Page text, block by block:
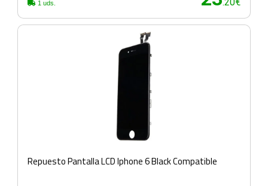
1 uds.
Repuesto Pantalla LCD Iphone 6 Black Compatible